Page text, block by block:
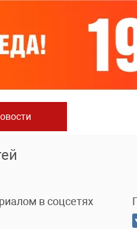
в соцсетях